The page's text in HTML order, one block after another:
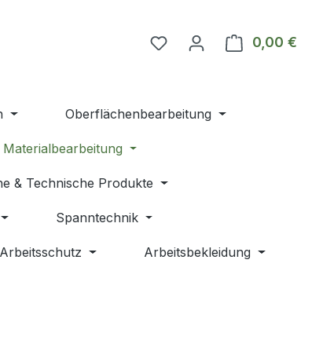
Du hast 0 Produkte auf
0,00 €
Oberflächenbearbeitung
Materialbearbeitung
& Technische Produkte
Spanntechnik
Arbeitsschutz Arbeitsbekleidung